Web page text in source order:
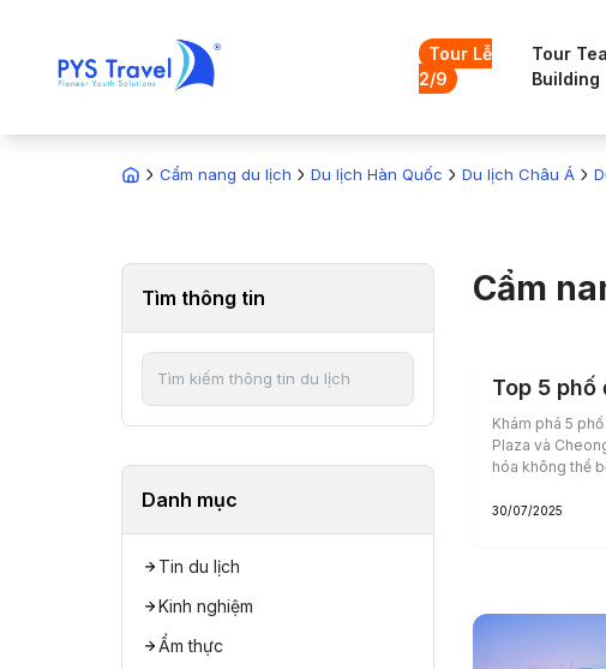
Tour Lễ
2/9
Tour
Building
Cẩm nang du lịch Du lịch Hàn Quốc Du lịch Châu Á
Tìm thông tin
Danh mục
Tin du lịch
Kinh nghiệm
Ẩm thực
Cẩm
Top 5 phố
Khám phá 5
Plaza và
hóa không thể
30/07/2025